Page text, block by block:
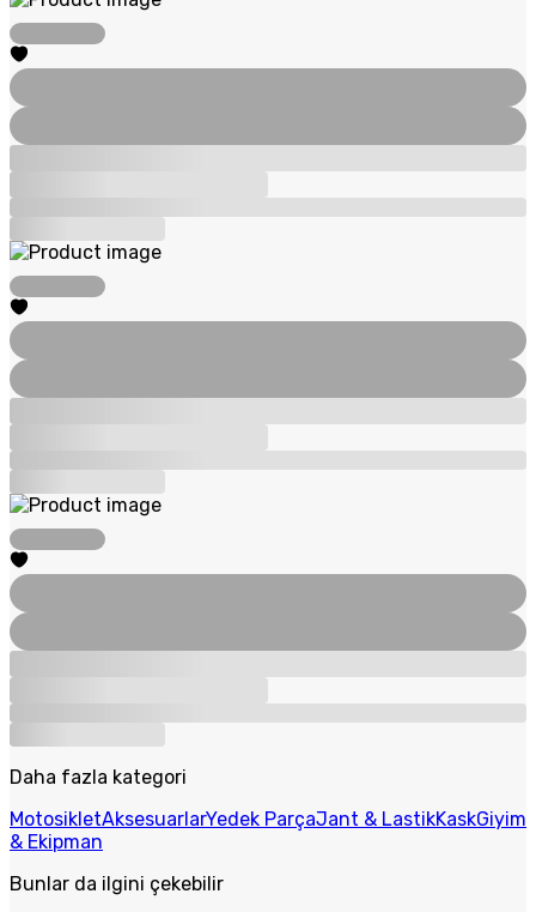
Daha fazla kategori
MotosikletAksesuarlarYedek ParçaJant & LastikKaskGiyim
& Ekipman
Bunlar da ilgini çekebilir